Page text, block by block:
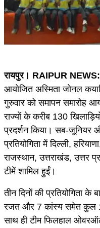
रायपुर। RAIPUR NEWS:
आयोजित अस्मिता जोनल
गुरुवार को समापन समारोह
राज्यों के करीब 130
प्रदर्शन किया। सब-जूनियर
प्रतियोगिता में दिल्ली,
राजस्थान, उत्तराखंड, उत्तर
टीमें शामिल हुईं।
तीन दिनों की प्रतियोगिता के
रजत और 7 कांस्य समेत कुल
साथ ही टीम फिलहाल